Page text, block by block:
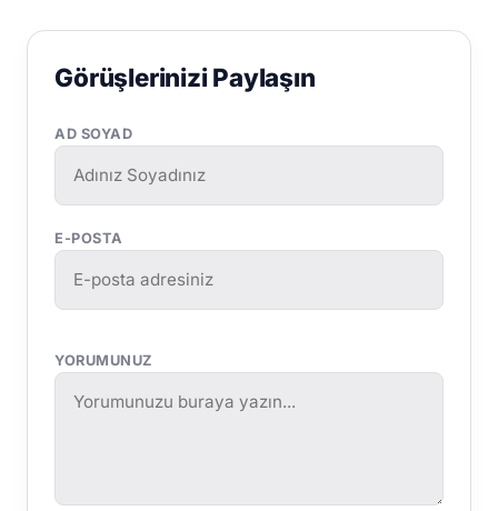
Görüşlerinizi Paylaşın
AD SOYAD
E-POSTA
YORUMUNUZ